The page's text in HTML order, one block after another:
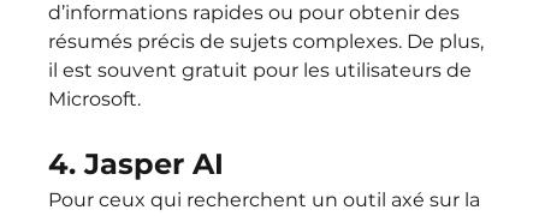
d’informations rapides ou pour obtenir des
résumés précis de sujets complexes. De plus,
il est souvent gratuit pour les utilisateurs de
Microsoft.
4. Jasper AI
Pour ceux qui recherchent un outil axé sur la